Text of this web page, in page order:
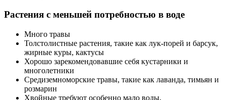
Растения с меньшей потребностью в воде
Много травы
Толстолистные растения, такие как лук-порей и барсук,
жирные куры, кактусы
Хорошо зарекомендовавшие себя кустарники и
многолетники
Средиземноморские травы, такие как лаванда, тимьян и
розмарин
Хвойные требуют особенно мало воды.